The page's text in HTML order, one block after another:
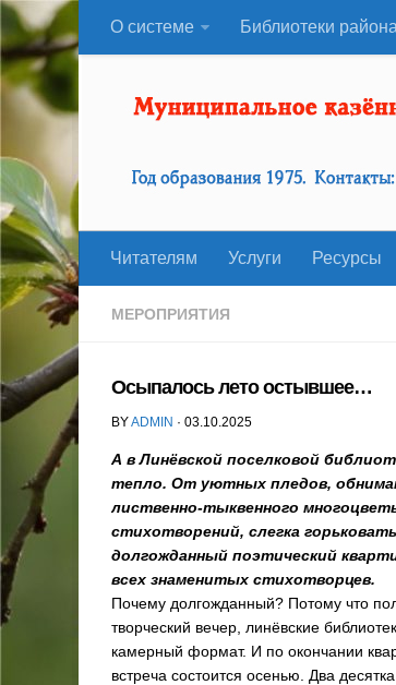
О системе Библиотеки района
Читателям Услуги Ресурсы
МЕРОПРИЯТИЯ
Осыпалось лето остывшее…
BYADMIN · 03.10.2025
А в Линёвской поселковой
тепло. От уютных пледов,
лиственно-тыквенного
стихотворений, слегка
долгожданный поэтический
всех знаменитых стихотворцев.
Почему долгожданный? Потому что
творческий вечер, линёвские
камерный формат. И по окончании
встреча состоится осенью. Два